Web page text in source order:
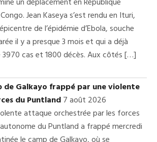
Jean Kaseya s’est rendu en Ituri,
de l’épidémie d’Ebola, souche
il y a presque 3 mois et qui a déjà
cas et 1800 décès. Aux côtés […]
de Galkayo frappé par une violente
du Puntland7 août 2026
attaque orchestrée par les forces
du Puntland a frappé mercredi